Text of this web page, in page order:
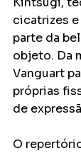
cicatrizes
parte da
objeto. Da
Vanguart
próprias
de
O